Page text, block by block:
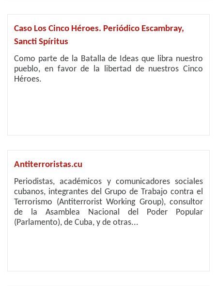
Caso Los Cinco Héroes. Periódico Escambray,
Sancti Spíritus
Como parte de la Batalla de Ideas que libra nuestro
pueblo, en favor de la libertad de nuestros Cinco
Héroes.
Antiterroristas.cu
Periodistas, académicos y comunicadores sociales
cubanos, integrantes del Grupo de Trabajo contra el
Terrorismo (Antiterrorist Working Group), consultor
de la Asamblea Nacional del Poder Popular
(Parlamento), de Cuba, y de otras...